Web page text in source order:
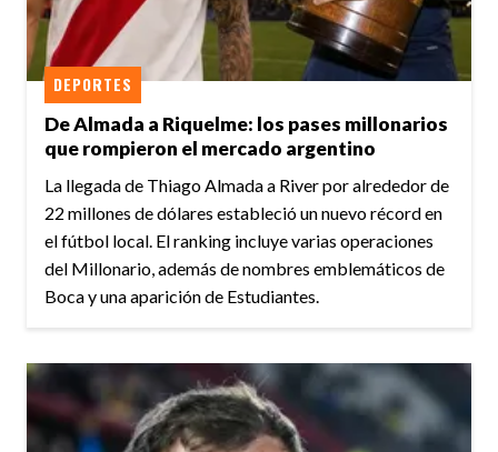
De Almada a Riquelme: los pases millonarios
que rompieron el mercado argentino
DEPORTES
La llegada de Thiago Almada a River por alrededor de
22 millones de dólares estableció un nuevo récord en
el fútbol local. El ranking incluye varias operaciones
del Millonario, además de nombres emblemáticos de
Boca y una aparición de Estudiantes.